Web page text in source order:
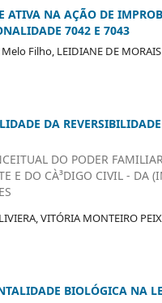
ATIVA NA AÇÃO DE
7042 E 7043
Filho, LEIDIANE DE
DA
DO PODER
E DO CÀ³DIGO CIVIL - DA
VITÓRIA MONTEIRO
BIOLÓGICA NA